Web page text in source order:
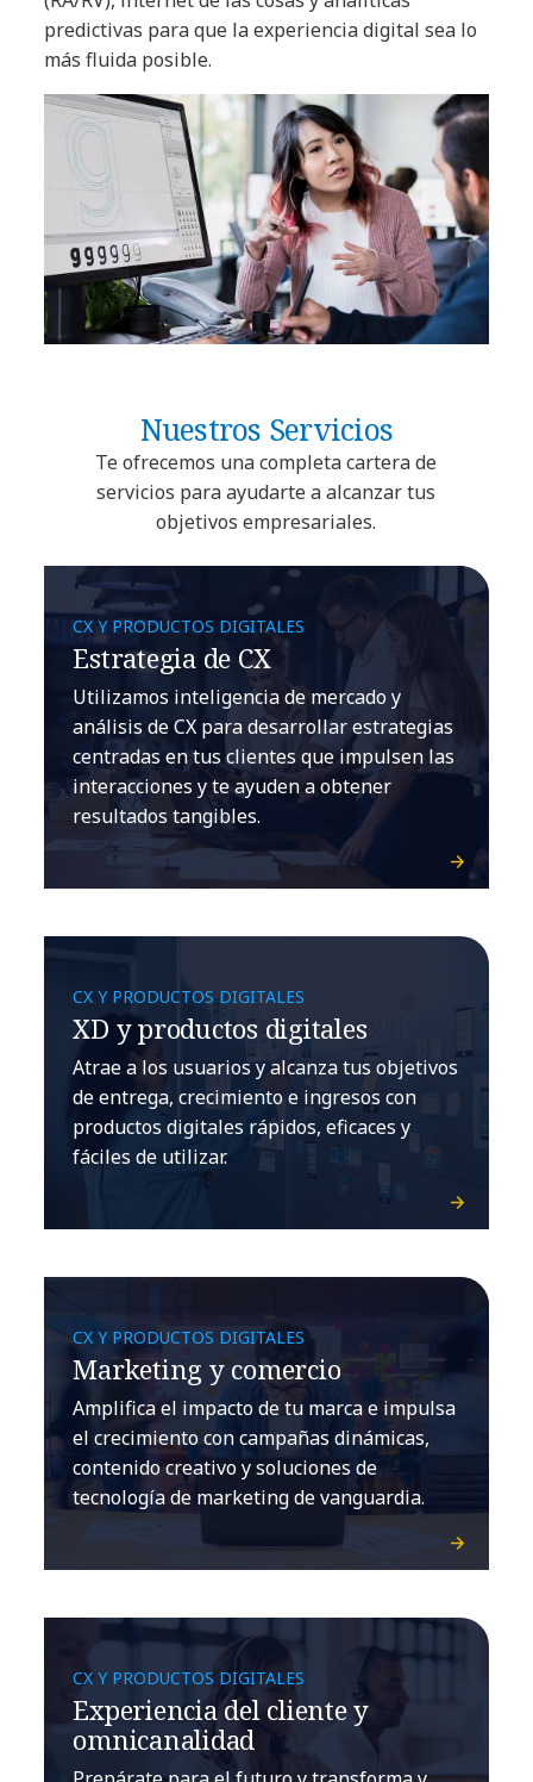
predictivas para que la experiencia digital sea lo
más fluida posible.
Nuestros Servicios
Te ofrecemos una completa cartera de
servicios para ayudarte a alcanzar tus
objetivos empresariales.
CX Y PRODUCTOS DIGITALES
Estrategia de CX
Utilizamos inteligencia de mercado y
análisis de CX para desarrollar estrategias
centradas en tus clientes que impulsen las
interacciones y te ayuden a obtener
resultados tangibles.
CX Y PRODUCTOS DIGITALES
XD y productos digitales
Atrae a los usuarios y alcanza tus objetivos
de entrega, crecimiento e ingresos con
productos digitales rápidos, eficaces y
fáciles de utilizar.
CX Y PRODUCTOS DIGITALES
Marketing y comercio
Amplifica el impacto de tu marca e impulsa
el crecimiento con campañas dinámicas,
contenido creativo y soluciones de
tecnología de marketing de vanguardia.
CX Y PRODUCTOS DIGITALES
Experiencia del cliente y
omnicanalidad